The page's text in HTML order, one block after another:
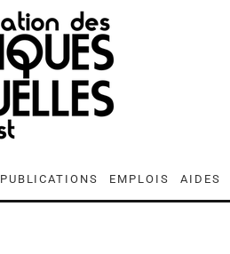
PUBLICATIONS EMPLOIS AIDES